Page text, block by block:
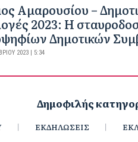
Αμαρουσίου –
2023: Η
Δημοτικών
2023 | 5:34
Δημοφιλής
ΕΚΔΗΛΩΣΕΙΣ